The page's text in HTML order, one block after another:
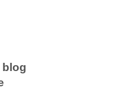
blog